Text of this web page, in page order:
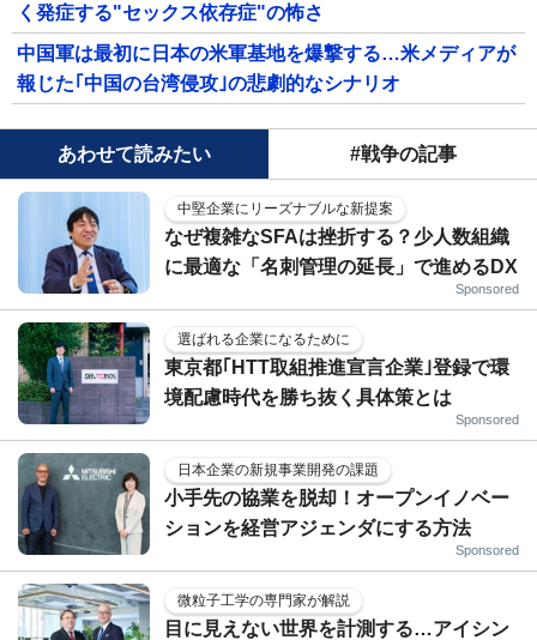
く発症する"セックス依存症"の怖さ
中国軍は最初に日本の米軍基地を爆撃する…米メディアが
報じた｢中国の台湾侵攻｣の悲劇的なシナリオ
あわせて読みたい #戦争の記事
中堅企業にリーズナブルな新提案
なぜ複雑なSFAは挫折する？少人数組織
に最適な「名刺管理の延長」で進めるDX
Sponsored
選ばれる企業になるために
東京都｢HTT取組推進宣言企業｣登録で環
境配慮時代を勝ち抜く具体策とは
Sponsored
日本企業の新規事業開発の課題
小手先の協業を脱却！オープンイノベー
ションを経営アジェンダにする方法
Sponsored
微粒子工学の専門家が解説
目に見えない世界を計測する…アイシン